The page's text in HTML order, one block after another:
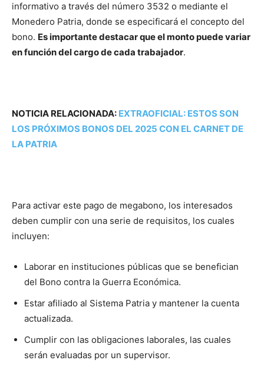
informativo a través del número 3532 o mediante el
Monedero Patria, donde se especificará el concepto del
bono. Es importante destacar que el monto puede variar
en función del cargo de cada trabajador.
NOTICIA RELACIONADA: EXTRAOFICIAL: ESTOS SON
LOS PRÓXIMOS BONOS DEL 2025 CON EL CARNET DE
LA PATRIA
Para activar este pago de megabono, los interesados
deben cumplir con una serie de requisitos, los cuales
incluyen:
Laborar en instituciones públicas que se benefician
del Bono contra la Guerra Económica.
Estar afiliado al Sistema Patria y mantener la cuenta
actualizada.
Cumplir con las obligaciones laborales, las cuales
serán evaluadas por un supervisor.